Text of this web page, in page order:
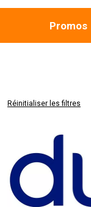
Promos
Réinitialiser les filtres